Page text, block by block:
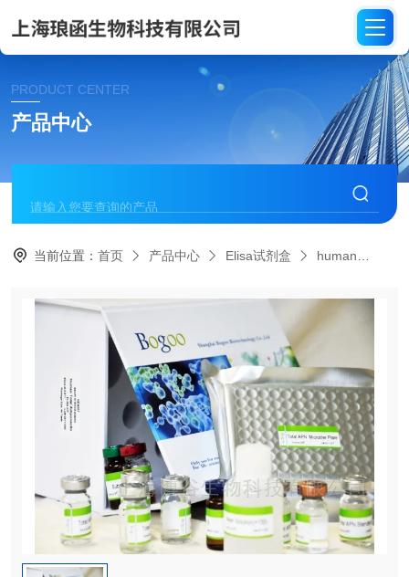
PRODUCT CENTER
产品中心
当前位置：首页 产品中心 Elisa试剂盒 human